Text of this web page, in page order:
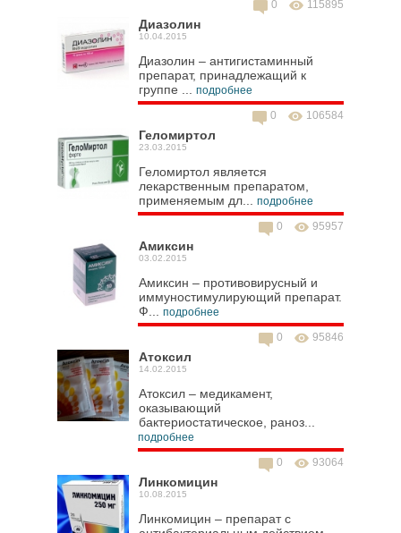
115895
0
Диазолин
10.04.2015
Диазолин – антигистаминный
препарат, принадлежащий к
группе ... подробнее
106584
0
Геломиртол
23.03.2015
Геломиртол является
лекарственным препаратом,
применяемым дл... подробнее
95957
0
Амиксин
03.02.2015
Амиксин – противовирусный и
иммуностимулирующий препарат.
Ф... подробнее
95846
0
Атоксил
14.02.2015
Атоксил – медикамент,
оказывающий
бактериостатическое, раноз...
подробнее
93064
0
Линкомицин
10.08.2015
Линкомицин – препарат с